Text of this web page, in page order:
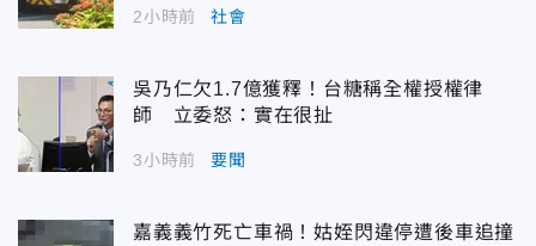
2小時前 社會
吳乃仁欠1.7億獲釋！台糖稱全權授權律
師 立委怒：實在很扯
3小時前 要聞
嘉義義竹死亡車禍！姑姪閃違停遭後車追撞